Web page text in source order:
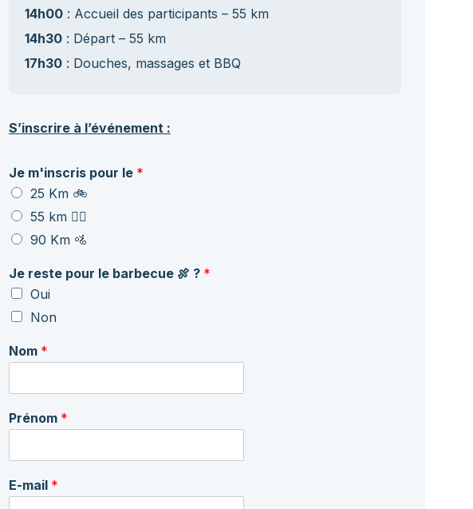
14h00 : Accueil des participants – 55 km
14h30 : Départ – 55 km
17h30 : Douches, massages et BBQ
S’inscrire à l’événement :
Je m'inscris pour le *
25 Km 🚲
55 km 🚴‍♂️
90 Km 🚵
Je reste pour le barbecue 🍖 ? *
Oui
Non
Nom *
Prénom *
E-mail *